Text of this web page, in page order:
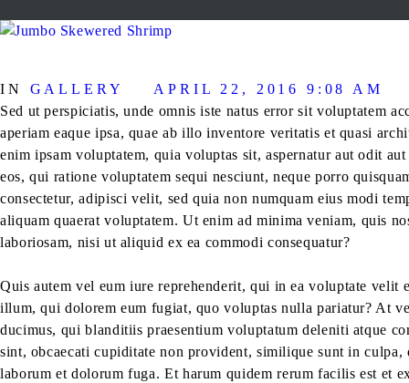
IN GALLERY
APRIL 22, 2016 9:08 AM
Sed ut perspiciatis, unde omnis iste natus error sit voluptatem
aperiam eaque ipsa, quae ab illo inventore veritatis et quasi
enim ipsam voluptatem, quia voluptas sit, aspernatur aut odit
eos, qui ratione voluptatem sequi nesciunt, neque porro
consectetur, adipisci velit, sed quia non numquam eius modi
aliquam quaerat voluptatem. Ut enim ad minima veniam, quis
laboriosam, nisi ut aliquid ex ea commodi consequatur?
Quis autem vel eum iure reprehenderit, qui in ea voluptate velit
illum, qui dolorem eum fugiat, quo voluptas nulla pariatur? At
ducimus, qui blanditiis praesentium voluptatum deleniti atque
sint, obcaecati cupiditate non provident, similique sunt in
laborum et dolorum fuga. Et harum quidem rerum facilis est et